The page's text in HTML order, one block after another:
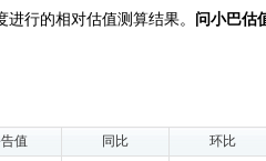
行的相对估值测算结果。 问小巴估
值 同比
环比